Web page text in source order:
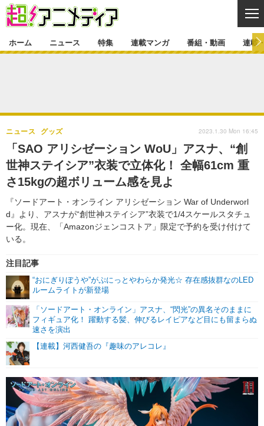
ゲーム・アプリ マンガ
グッズ イベント
声優
舞台 新帝スタ
特集一覧 カバー
ラキりす
連載マンガ
連載マンガ一覧
番組・動画
番組・動画一覧 ラジオ
動画
連載・ブログ
連載・ブログ一覧
編集部ブログ・お知らせ
ホーム ニュース 特集 連載マンガ 番組・動画 連載
「SAO アリシゼーション WoU」アスナ、“創
世神ステイシア”衣装で立体化！ 全幅61cm 重
さ15kgの超ボリューム感を見よ
『ソードアート・オンライン アリシゼーション War of Underworl
d』より、アスナが“創世神ステイシア”衣装で1/4スケールスタチュ
ー化。現在、「Amazonジェンコストア」限定で予約を受け付けて
いる。
ニュース グッズ
注目記事
“おにぎりぼうや”がぷにっとやわらか発光☆ 存在感抜群なのLED
ルームライトが新登場
「ソードアート・オンライン」アスナ、“閃光”の異名そのままに
フィギュア化！ 躍動する髪、伸びるレイピアなど目にも留まらぬ
速さを演出
【連載】河西健吾の『趣味のアレコレ』
2023.1.30 Mon 16:45